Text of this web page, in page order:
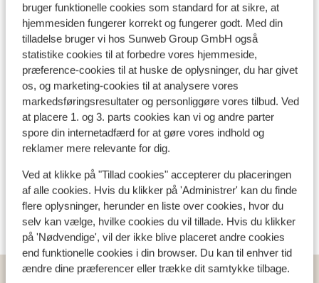
bruger funktionelle cookies som standard for at sikre, at
hjemmesiden fungerer korrekt og fungerer godt. Med din
tilladelse bruger vi hos Sunweb Group GmbH også
statistike cookies til at forbedre vores hjemmeside,
præference-cookies til at huske de oplysninger, du har givet
os, og marketing-cookies til at analysere vores
markedsføringsresultater og personliggøre vores tilbud. Ved
at placere 1. og 3. parts cookies kan vi og andre parter
spore din internetadfærd for at gøre vores indhold og
reklamer mere relevante for dig.
Ved at klikke på "Tillad cookies" accepterer du placeringen
af alle cookies. Hvis du klikker på 'Administrer' kan du finde
flere oplysninger, herunder en liste over cookies, hvor du
selv kan vælge, hvilke cookies du vil tillade. Hvis du klikker
på 'Nødvendige', vil der ikke blive placeret andre cookies
end funktionelle cookies i din browser. Du kan til enhver tid
ændre dine præferencer eller trække dit samtykke tilbage.
Dette er 100 % ægte kundeanmeldelser, der ærligt
afspejler deres oplevelser med vores produkt.
Mere om anmeldelser
Mest booket af solorejsende
9.4 Fabelagtig
21. maj 2025
Prettige plek met heel veel aardige en service
gericht personeel!
Prettige plek met heel veel aardige en service
gericht personeel!
Oversæt til dansk (DA)
Solorejsende
Se alle 1 anmeldelser
Hjem Rejser Marokko Agadir
Taghazout